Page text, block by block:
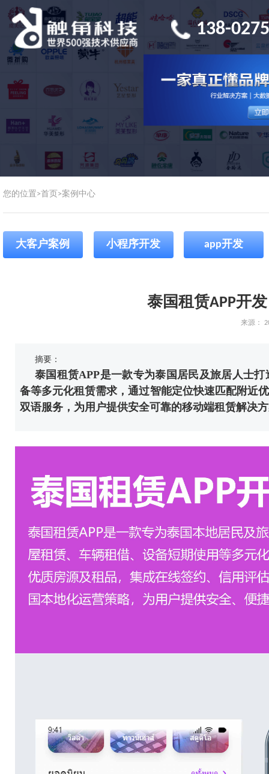
138-
您的位置>首页 >案例中心
大客户案例 小程序开发 app开发
泰国租赁APP开
来源：
摘要：
泰国租赁APP是一款专为泰国居民及旅居人士
备等多元化租赁需求，通过智能定位快速匹配附近
双语服务，为用户提供安全可靠的移动端租赁解决